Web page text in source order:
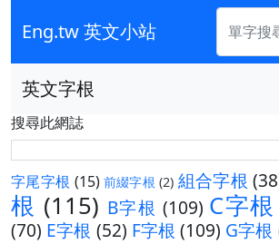
Eng.tw 英文小站
英文字根
搜尋此網誌
字尾字根 (15) 前綴字根 (2) 組合字根
根 (115) B字根 (109) C字根
(70) E字根 (52) F字根 (109) G字根